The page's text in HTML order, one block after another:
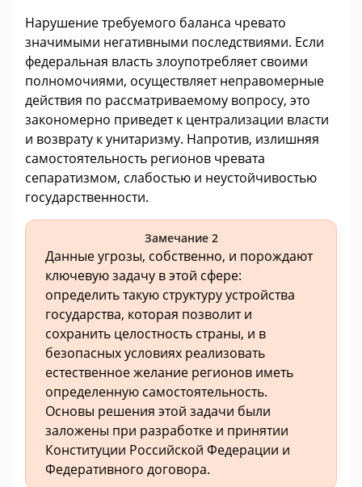
Нарушение требуемого баланса чревато
значимыми негативными последствиями. Если
федеральная власть злоупотребляет своими
полномочиями, осуществляет неправомерные
действия по рассматриваемому вопросу, это
закономерно приведет к централизации власти
и возврату к унитаризму. Напротив, излишняя
самостоятельность регионов чревата
сепаратизмом, слабостью и неустойчивостью
государственности.
Замечание 2
Данные угрозы, собственно, и порождают
ключевую задачу в этой сфере:
определить такую структуру устройства
государства, которая позволит и
сохранить целостность страны, и в
безопасных условиях реализовать
естественное желание регионов иметь
определенную самостоятельность.
Основы решения этой задачи были
заложены при разработке и принятии
Конституции Российской Федерации и
Федеративного договора.